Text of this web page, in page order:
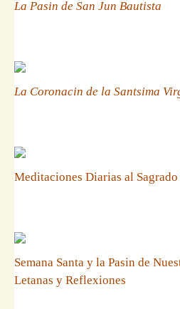
La Pasin de San Jun Bautista
La Coronacin de la Santsima
Meditaciones Diarias al Sagrado
Semana Santa y la Pasin de
Letanas y Reflexiones